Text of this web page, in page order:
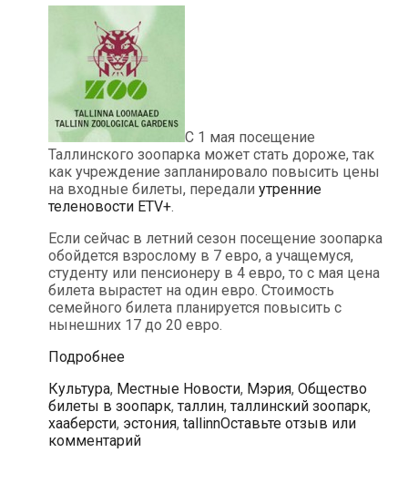
С 1 мая посещение
Таллинского зоопарка может стать дороже, так
как учреждение запланировало повысить цены
на входные билеты, передали утренние
теленовости ETV+.
Если сейчас в летний сезон посещение зоопарка
обойдется взрослому в 7 евро, а учащемуся,
студенту или пенсионеру в 4 евро, то с мая цена
билета вырастет на один евро. Стоимость
семейного билета планируется повысить с
нынешних 17 до 20 евро.
ПодробнееТаллинский
с
1
мая
собирается
Рубрики
Культура, Местные Новости, Мэрия, ОбществоТеги
билеты в зоопарк, таллин, таллинский зоопарк,
хааберсти, эстония, tallinnОставьте отзыв или
комментарий